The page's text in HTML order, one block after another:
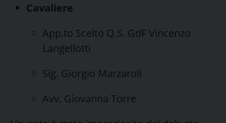
Cavaliere
App.to Scelto Q.S. GdF Vincenzo
Langellotti
Sig. Giorgio Marzaroli
Avv. Giovanna Torre